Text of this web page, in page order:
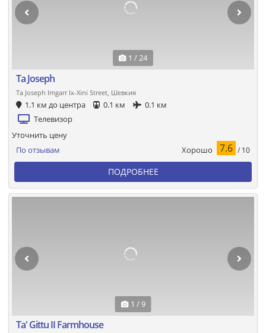
1 / 24
Ta Joseph
Ta Joseph Imgarr Ix-Xini Street, Шевкия
1.1 км до центра 0.1 км
0.1 км
Телевизор
По отзывам Хорошо 7.6 / 10
Уточнить цену
ПОДРОБНЕЕ
1 / 9
Ta' Gittu II Farmhouse